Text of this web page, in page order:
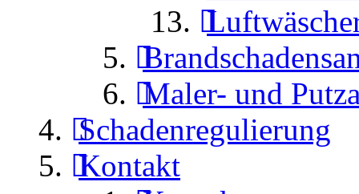
Maler- und
Schadenregulierung
Kontakt